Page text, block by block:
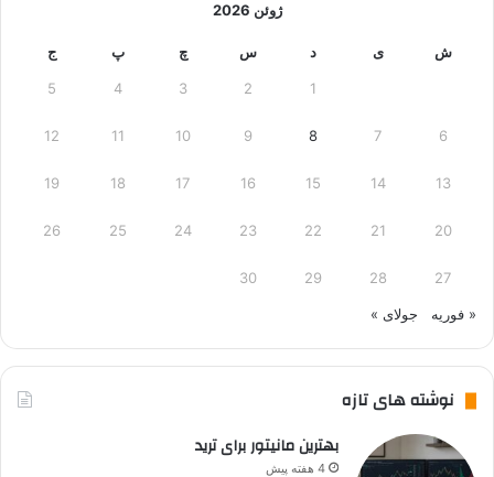
ژوئن 2026
ش ی د س چ پ ج
1
2
3
4
5
6
7
8
9
10
11
12
13
14
15
16
17
18
19
20
21
22
23
24
25
26
27
28
29
30
« فوریه جولای »
نوشته های تازه
بهترین مانیتور برای ترید
4 هفته پیش